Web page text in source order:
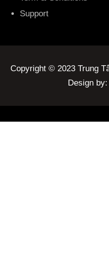
Support
Copyright © 2023 Trung
Design